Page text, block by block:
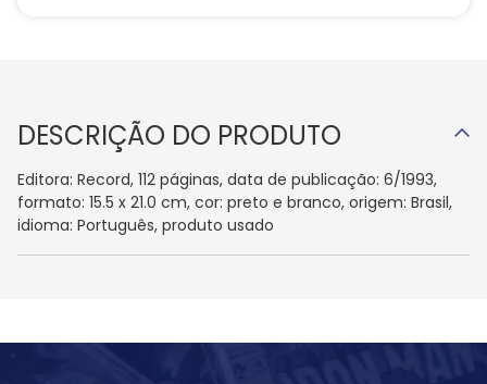
DESCRIÇÃO DO PRODUTO
Editora: Record, 112 páginas, data de publicação: 6/1993,
formato: 15.5 x 21.0 cm, cor: preto e branco, origem: Brasil,
idioma: Português, produto usado